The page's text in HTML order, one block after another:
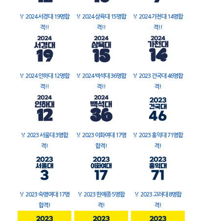
🏅 2024 서경대 19명합
격!!
🏅 2024 삼육대 15명합
격!!
🏅 2024 가천대 14명합
격!!
🏅 2024 인하대 12명합
격!!
🏅 2024 백석대 36명합
격!!
🏅 2023 건국대 46명합
격!
🏅 2023 서울대 3명합
격!
🏅 2023 이화여대 17명
합격!
🏅 2023 홍익대 71명합
격!
🏅 2023 숙명여대 17명
합격!
🏅 2023 한예종 5명합
격!
🏅 2023 고려대 8명합
격!